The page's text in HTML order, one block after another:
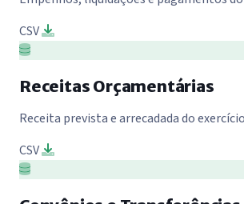
CSV
Receitas Orçamentárias
Receita prevista e arrecadada do exercício
CSV